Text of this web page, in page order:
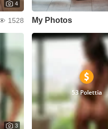
4
1528 My Photos
3
53 Polettia